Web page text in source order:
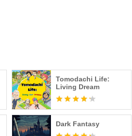
Tomodachi Life:
Living Dream
Dark Fantasy